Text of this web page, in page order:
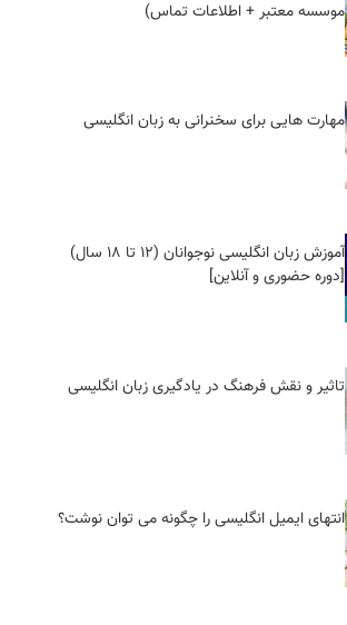
موسسه معتبر + اطلاعات تماس)
مهارت هایی برای سخنرانی به زبان انگلیسی
آموزش زبان انگلیسی نوجوانان (12 تا 18 سال)
[دوره حضوری و آنلاین]
تاثیر و نقش فرهنگ در یادگیری زبان انگلیسی
انتهای ایمیل انگلیسی را چگونه می توان نوشت؟